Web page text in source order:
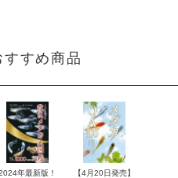
すすめ商品
年最新版！
【4月20日発売】